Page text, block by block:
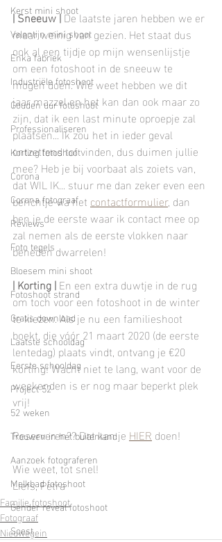
Kerst mini shoot
Valentijn mini shoot
Enka fabriek
Industriële fotoshoot
Gouden uur fotoshoot
Professionaliseren
Korting fotoshoot
Corona
Corona fotograaf
Reviews
Foto tegels
Bloesem mini shoot
Fotoshoot strand
Gratis download
Laatste schooldag
Eerste schooldag
Project 52
52 weken
Trouwen in het buitenland
Aanzoek fotograferen
Melkbad fotoshoot
Gender reveal fotoshoot
Soest
| Sneeuw | De laatste jaren hebben we er
maar weinig van gezien. Het staat dus
ook al een tijdje op mijn wensenlijstje
om een fotoshoot in de sneeuw te
mogen doen. Wie weet hebben we dit
jaar mazzel en het kan dan ook maar zo
zijn, dat ik een last minute oproepje zal
plaatsen... Ik zou het in ieder geval
ontzettend tof vinden, dus duimen jullie
mee? Heb je bij voorbaat als zoiets van,
dat WIL IK... stuur me dan zeker even een
berichtje via het contactformulier, dan
ben je de eerste waar ik contact mee op
zal nemen als de eerste vlokken naar
beneden dwarrelen!
| Korting | En een extra duwtje in de rug
om toch voor een fotoshoot in de winter
te kiezen. Als je nu een familieshoot
boekt, die vóór 21 maart 2020 (de eerste
lentedag) plaats vindt, ontvang je €20
korting! Wacht niet te lang, want voor de
weekenden is er nog maar beperkt plek
vrij!
Reserveren?? Dat kan je HIER doen!
Wie weet, tot snel!
Liefs, Petra
Familie fotoshoot
Fotograaf
Nieuwegein